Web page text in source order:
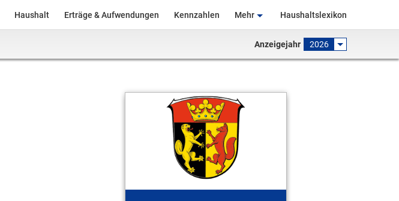
Haushalt Erträge & Aufwendungen Kennzahlen Mehr Haushaltslexikon
Anzeigejahr 2026